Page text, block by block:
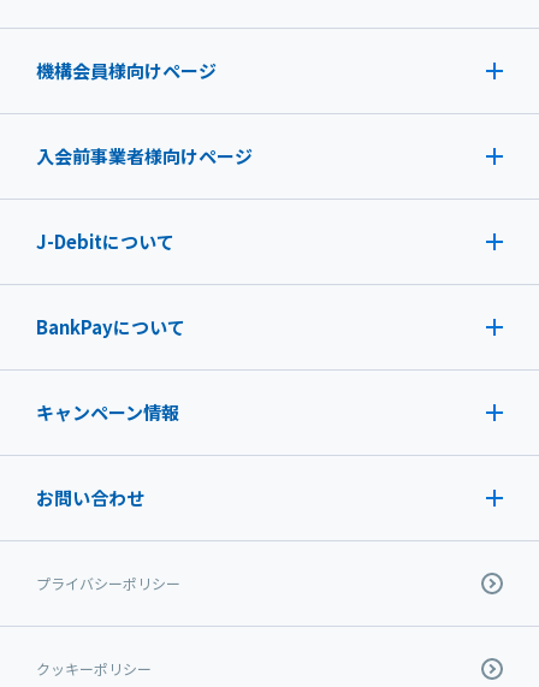
機構会員様向けページ
入会前事業者様向けページ
J-Debitについて
BankPayについて
キャンペーン情報
お問い合わせ
プライバシーポリシー
クッキーポリシー